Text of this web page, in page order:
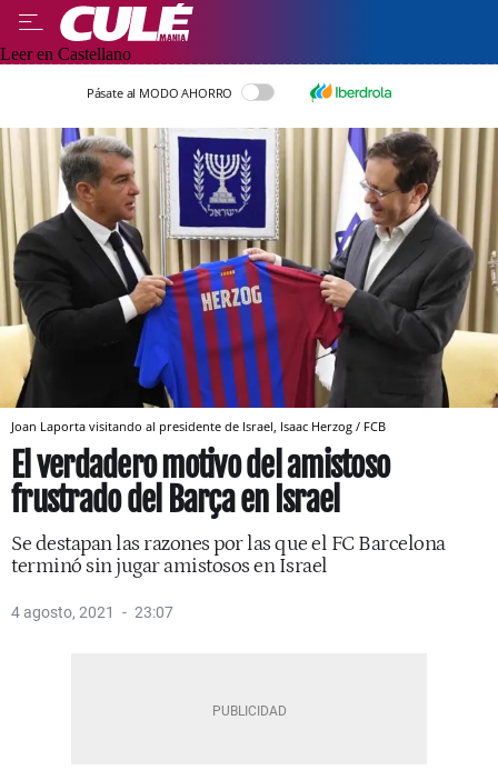
Leer en Castellano
Pásate al MODO AHORRO
Joan Laporta visitando al presidente de Israel, Isaac Herzog / FCB
El verdadero motivo del amistoso
frustrado del Barça en Israel
Se destapan las razones por las que el FC Barcelona
terminó sin jugar amistosos en Israel
4 agosto, 2021 23:07